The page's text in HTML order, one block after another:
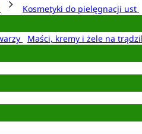
Kosmetyki do pielęgnacji ust
Maści, kremy i żele na